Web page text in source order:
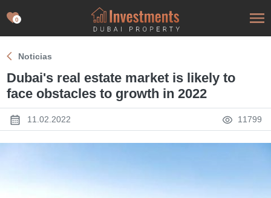
0
Noticias
Dubai's real estate market is likely to
face obstacles to growth in 2022
11.02.2022 11799